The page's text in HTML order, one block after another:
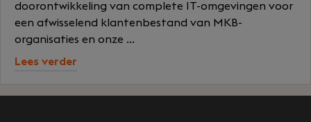
doorontwikkeling van complete IT-omgevingen voor
een afwisselend klantenbestand van MKB-
organisaties en onze ...
Lees verder